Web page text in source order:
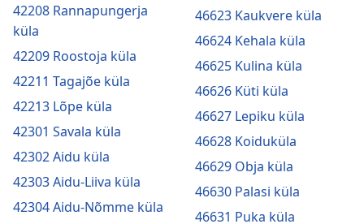
42208 Rannapungerja
küla
42209 Roostoja küla
42211 Tagajõe küla
42213 Lõpe küla
42301 Savala küla
42302 Aidu küla
42303 Aidu-Liiva küla
42304 Aidu-Nõmme küla
46623 Kaukvere küla
46624 Kehala küla
46625 Kulina küla
46626 Küti küla
46627 Lepiku küla
46628 Koiduküla
46629 Obja küla
46630 Palasi küla
46631 Puka küla